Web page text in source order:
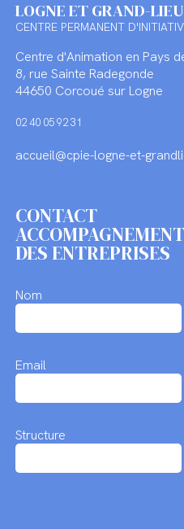
LOGNE ET GRAND-LIEU
CENTRE PERMANENT
Centre d'Animation en Pays
8, rue Sainte Radegonde
44650 Corcoué sur Logne
02 40 05 92 31
accueil@cpie-logne-et-
CONTACT
ACCOMPAGNEMENT
DES ENTREPRISES
Nom
Email
Structure